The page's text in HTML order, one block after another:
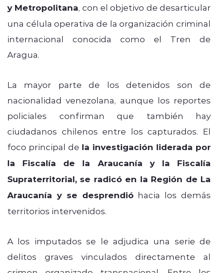
y Metropolitana, con el objetivo de desarticular
una célula operativa de la organización criminal
internacional conocida como el Tren de
Aragua.
La mayor parte de los detenidos son de
nacionalidad venezolana, aunque los reportes
policiales confirman que también hay
ciudadanos chilenos entre los capturados. El
foco principal de la investigación liderada por
la Fiscalía de la Araucanía y la Fiscalía
Supraterritorial, se radicó en la Región de La
Araucanía y se desprendió hacia los demás
territorios intervenidos.
A los imputados se le adjudica una serie de
delitos graves vinculados directamente al